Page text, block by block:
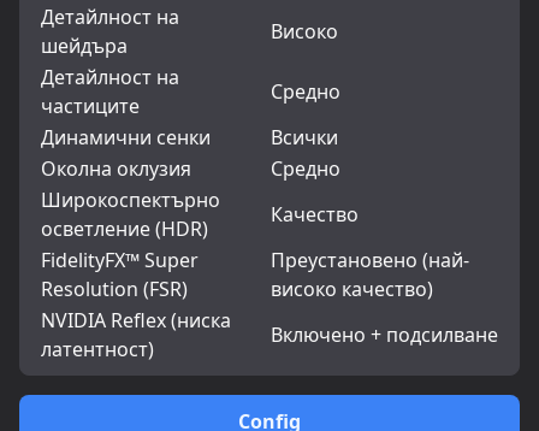
Config
Детайлност на
шейдъра
Високо
Детайлност на
частиците
Средно
Динамични сенки
Всички
Околна оклузия
Средно
Широкоспектърно
осветление (HDR)
Качество
FidelityFX™ Super
Resolution (FSR)
Преустановено (най-
високо качество)
NVIDIA Reflex (ниска
латентност)
Включено + подсилване